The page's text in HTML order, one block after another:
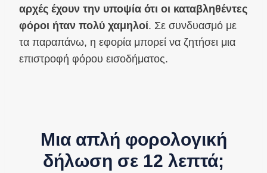
αρχές έχουν την υποψία ότι οι καταβληθέντες
φόροι ήταν πολύ χαμηλοί. Σε συνδυασμό με
τα παραπάνω, η εφορία μπορεί να ζητήσει μια
επιστροφή φόρου εισοδήματος.
Μια απλή φορολογική
δήλωση σε 12 λεπτά;